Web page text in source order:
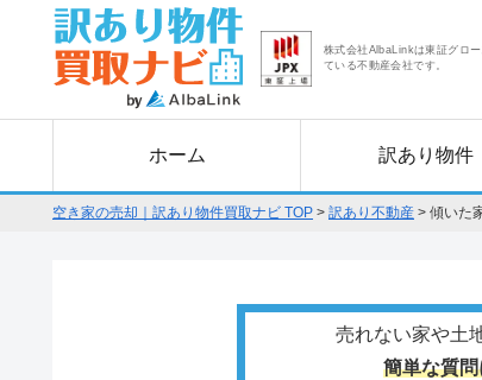
株式会社AlbaLinkは東証グロ
ている不動産会社です。
ホーム 訳あり物件
空き家の売却｜訳あり物件買取ナビ TOP > 訳あり不動産 > 傾いた
売れない家や土
簡単な質